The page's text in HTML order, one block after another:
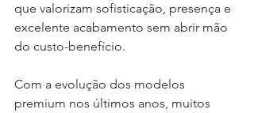
que valorizam sofisticação, presença e
excelente acabamento sem abrir mão
do custo-benefício.
Com a evolução dos modelos
premium nos últimos anos, muitos